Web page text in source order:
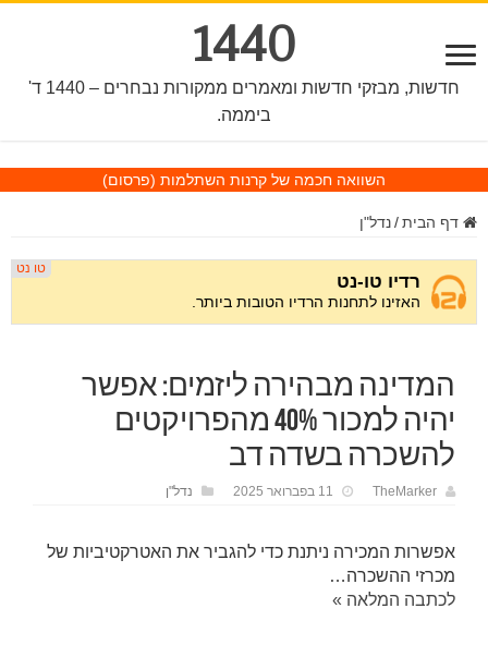
1440
חדשות, מבזקי חדשות ומאמרים ממקורות נבחרים – 1440 ד'
ביממה.
השוואה חכמה של קרנות השתלמות (פרסום)
דף הבית / נדל"ן
המדינה מבהירה ליזמים: אפשר
יהיה למכור 40% מהפרויקטים
להשכרה בשדה דב
TheMarker 11 בפברואר 2025 נדל"ן
אפשרות המכירה ניתנת כדי להגביר את האטרקטיביות של
מכרזי ההשכרה…
לכתבה המלאה »